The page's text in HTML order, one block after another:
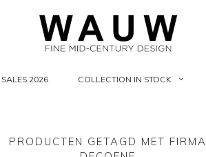
SALES 2026 COLLECTION IN STOCK
PRODUCTEN GETAGD MET FIRMA